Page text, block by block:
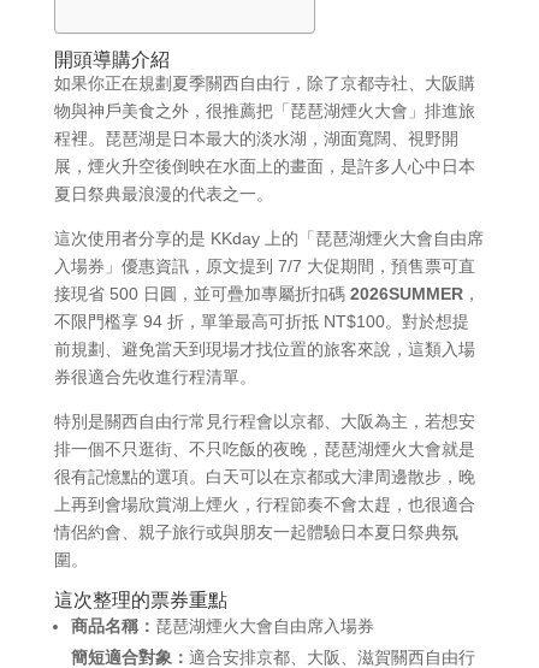
開頭導購介紹
如果你正在規劃夏季關西自由行，除了京都寺社、大阪購
物與神戶美食之外，很推薦把「琵琶湖煙火大會」排進旅
程裡。琵琶湖是日本最大的淡水湖，湖面寬闊、視野開
展，煙火升空後倒映在水面上的畫面，是許多人心中日本
夏日祭典最浪漫的代表之一。
這次使用者分享的是 KKday 上的「琵琶湖煙火大會自由席
入場券」優惠資訊，原文提到 7/7 大促期間，預售票可直
接現省 500 日圓，並可疊加專屬折扣碼 2026SUMMER，
不限門檻享 94 折，單筆最高可折抵 NT$100。對於想提
前規劃、避免當天到現場才找位置的旅客來說，這類入場
券很適合先收進行程清單。
特別是關西自由行常見行程會以京都、大阪為主，若想安
排一個不只逛街、不只吃飯的夜晚，琵琶湖煙火大會就是
很有記憶點的選項。白天可以在京都或大津周邊散步，晚
上再到會場欣賞湖上煙火，行程節奏不會太趕，也很適合
情侶約會、親子旅行或與朋友一起體驗日本夏日祭典氛
圍。
這次整理的票券重點
商品名稱： 琵琶湖煙火大會自由席入場券
簡短適合對象： 適合安排京都、大阪、滋賀關西自由行